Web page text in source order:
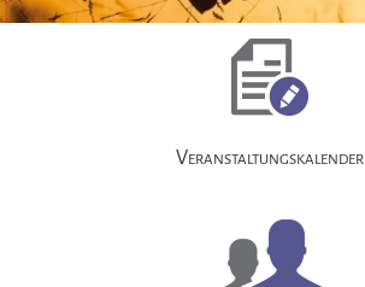
Navigation
überspringen
Veranstaltungskalender